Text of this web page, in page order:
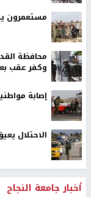
مستعمرون
محافظة
وكفر عقب
إصابة
الاحتلال
أخبار جامعة النجاح